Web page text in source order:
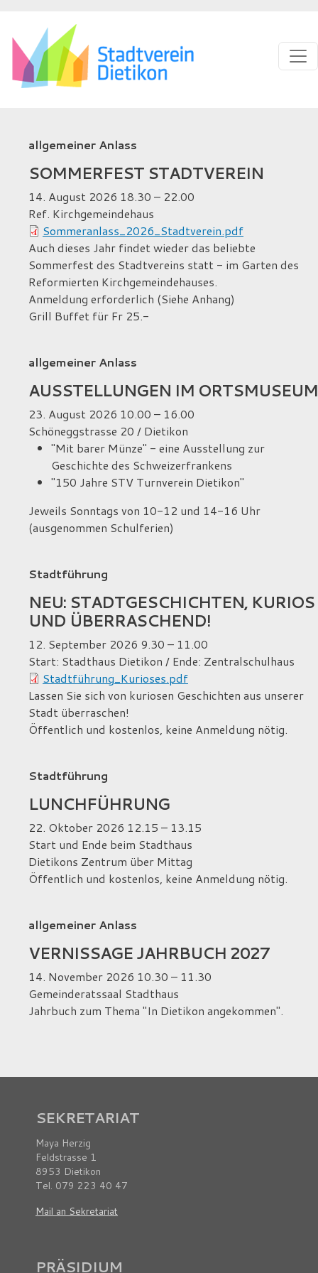
allgemeiner Anlass
SOMMERFEST STADTVEREIN
14. August 2026 18.30 – 22.00
Ref. Kirchgemeindehaus
Sommeranlass_2026_Stadtverein.pdf
Auch dieses Jahr findet wieder das beliebte
Sommerfest des Stadtvereins statt - im Garten des
Reformierten Kirchgemeindehauses.
Anmeldung erforderlich (Siehe Anhang)
Grill Buffet für Fr 25.-
allgemeiner Anlass
AUSSTELLUNGEN IM ORTSMUSEUM
23. August 2026 10.00 – 16.00
Schöneggstrasse 20 / Dietikon
"Mit barer Münze" - eine Ausstellung zur
Geschichte des Schweizerfrankens
"150 Jahre STV Turnverein Dietikon"
Jeweils Sonntags von 10-12 und 14-16 Uhr
(ausgenommen Schulferien)
Stadtführung
NEU: STADTGESCHICHTEN, KURIOS
UND ÜBERRASCHEND!
12. September 2026 9.30 – 11.00
Start: Stadthaus Dietikon / Ende: Zentralschulhaus
Stadtführung_Kurioses.pdf
Lassen Sie sich von kuriosen Geschichten aus unserer
Stadt überraschen!
Öffentlich und kostenlos, keine Anmeldung nötig.
Stadtführung
LUNCHFÜHRUNG
22. Oktober 2026 12.15 – 13.15
Start und Ende beim Stadthaus
Dietikons Zentrum über Mittag
Öffentlich und kostenlos, keine Anmeldung nötig.
allgemeiner Anlass
VERNISSAGE JAHRBUCH 2027
14. November 2026 10.30 – 11.30
Gemeinderatssaal Stadthaus
Jahrbuch zum Thema "In Dietikon angekommen".
SEKRETARIAT
Maya Herzig
Feldstrasse 1
8953 Dietikon
Tel. 079 223 40 47
Mail an Sekretariat
PRÄSIDIUM